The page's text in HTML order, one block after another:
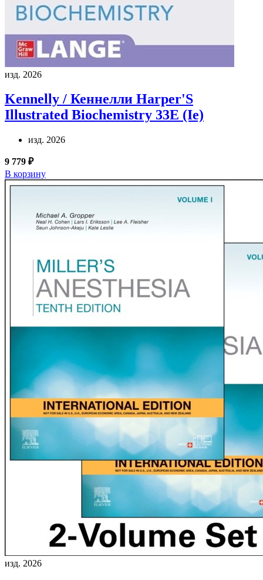
изд. 2026
Kennelly / Кеннелли Harper'S
Illustrated Biochemistry 33E (Ie)
изд. 2026
9 779 ₽
В корзину
изд. 2026